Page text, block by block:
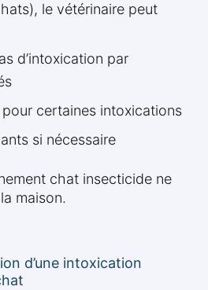
le vétérinaire peut
d’intoxication par
certaines intoxications
si nécessaire
chat insecticide ne
maison.
d’une intoxication